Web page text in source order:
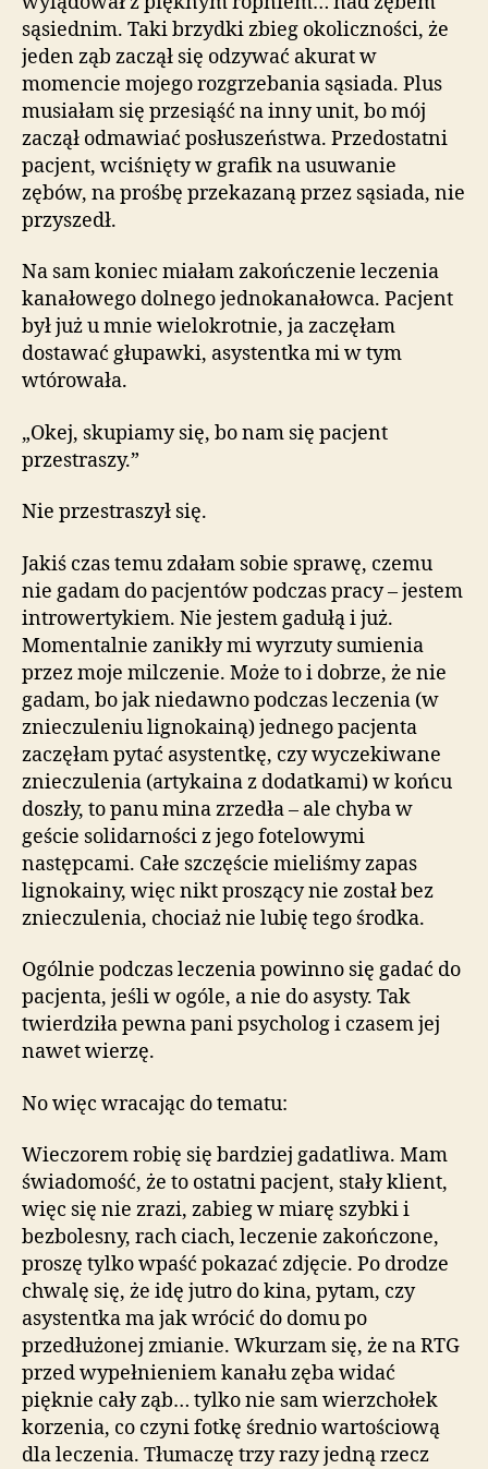
sąsiednim. Taki brzydki zbieg okoliczności, że
jeden ząb zaczął się odzywać akurat w
momencie mojego rozgrzebania sąsiada. Plus
musiałam się przesiąść na inny unit, bo mój
zaczął odmawiać posłuszeństwa. Przedostatni
pacjent, wciśnięty w grafik na usuwanie
zębów, na prośbę przekazaną przez sąsiada, nie
przyszedł.
Na sam koniec miałam zakończenie leczenia
kanałowego dolnego jednokanałowca. Pacjent
był już u mnie wielokrotnie, ja zaczęłam
dostawać głupawki, asystentka mi w tym
wtórowała.
„Okej, skupiamy się, bo nam się pacjent
przestraszy.”
Nie przestraszył się.
Jakiś czas temu zdałam sobie sprawę, czemu
nie gadam do pacjentów podczas pracy – jestem
introwertykiem. Nie jestem gadułą i już.
Momentalnie zanikły mi wyrzuty sumienia
przez moje milczenie. Może to i dobrze, że nie
gadam, bo jak niedawno podczas leczenia (w
znieczuleniu lignokainą) jednego pacjenta
zaczęłam pytać asystentkę, czy wyczekiwane
znieczulenia (artykaina z dodatkami) w końcu
doszły, to panu mina zrzedła – ale chyba w
geście solidarności z jego fotelowymi
następcami. Całe szczęście mieliśmy zapas
lignokainy, więc nikt proszący nie został bez
znieczulenia, chociaż nie lubię tego środka.
Ogólnie podczas leczenia powinno się gadać do
pacjenta, jeśli w ogóle, a nie do asysty. Tak
twierdziła pewna pani psycholog i czasem jej
nawet wierzę.
No więc wracając do tematu:
Wieczorem robię się bardziej gadatliwa. Mam
świadomość, że to ostatni pacjent, stały klient,
więc się nie zrazi, zabieg w miarę szybki i
bezbolesny, rach ciach, leczenie zakończone,
proszę tylko wpaść pokazać zdjęcie. Po drodze
chwalę się, że idę jutro do kina, pytam, czy
asystentka ma jak wrócić do domu po
przedłużonej zmianie. Wkurzam się, że na RTG
przed wypełnieniem kanału zęba widać
pięknie cały ząb… tylko nie sam wierzchołek
korzenia, co czyni fotkę średnio wartościową
dla leczenia. Tłumaczę trzy razy jedną rzecz